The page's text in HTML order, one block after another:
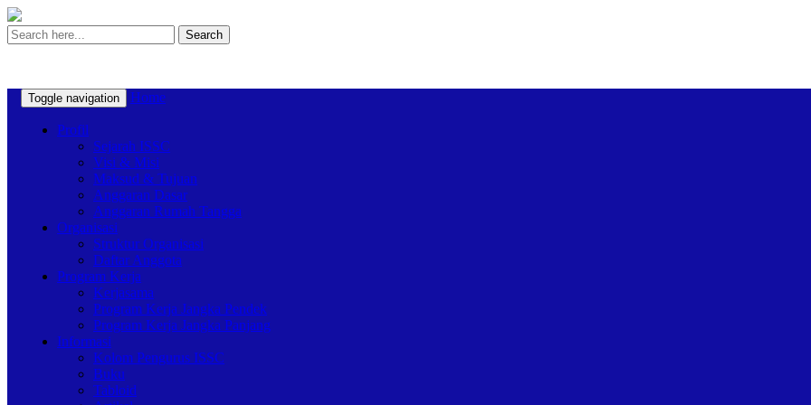
Search
Toggle navigation Home
Profil
Sejarah ISSC
Visi & Misi
Maksud & Tujuan
Anggaran Dasar
Anggaran Rumah Tangga
Organisasi
Struktur Organisasi
Daftar Anggota
Program Kerja
Kerjasama
Program Kerja Jangka Pendek
Program Kerja Jangka Panjang
Informasi
Kolom Pengurus ISSC
Buku
Tabloid